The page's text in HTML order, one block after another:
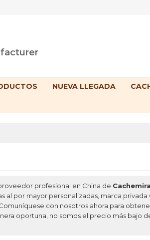
NUEVA LLEGADA
profesional en China de
al por mayor personalizadas, marca privada
con nosotros ahora para
oportuna, no somos el precio más bajo